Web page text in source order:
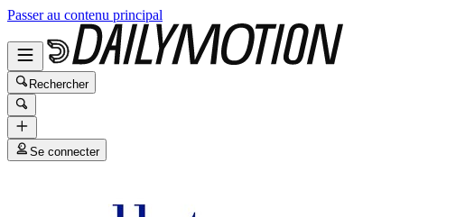
Passer au contenu principal
Rechercher
Se connecter